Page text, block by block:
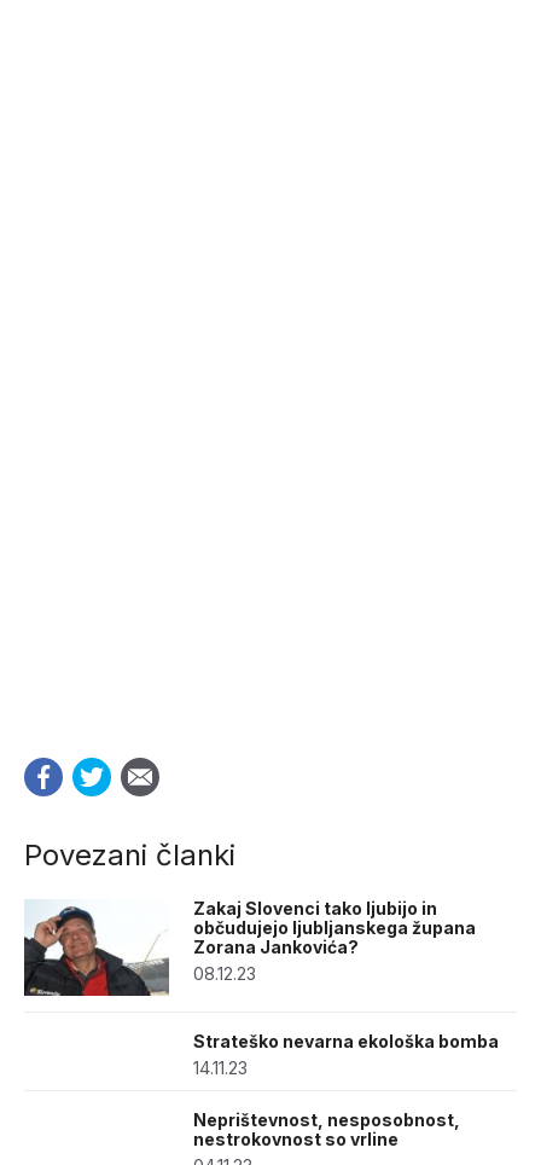
Povezani članki
Zakaj Slovenci tako ljubijo in
občudujejo ljubljanskega župana
Zorana Jankovića?
08.12.23
Strateško nevarna ekološka bomba
14.11.23
Neprištevnost, nesposobnost,
nestrokovnost so vrline